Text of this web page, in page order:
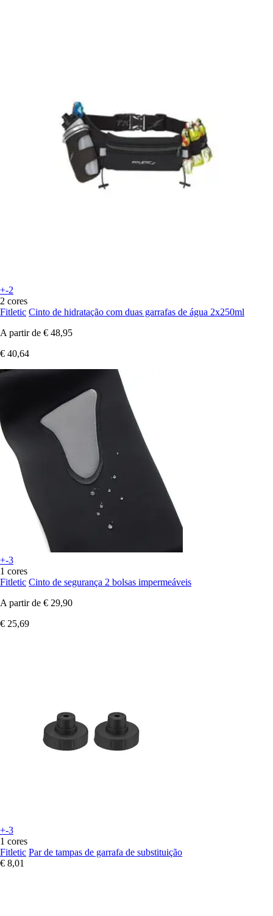
+-2
2 cores
Fitletic Cinto de hidratação com duas garrafas de água 2x250ml
A partir de € 48,95
€ 40,64
+-3
1 cores
Fitletic Cinto de segurança 2 bolsas impermeáveis
A partir de € 29,90
€ 25,69
+-3
1 cores
Fitletic Par de tampas de garrafa de substituição
€ 8,01